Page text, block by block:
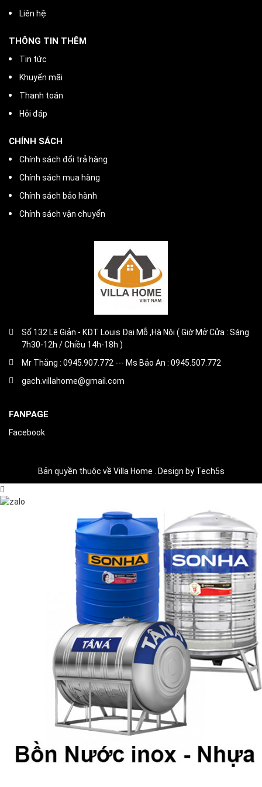
Liên hệ
THÔNG TIN THÊM
Tin tức
Khuyến mãi
Thanh toán
Hỏi đáp
CHÍNH SÁCH
Chính sách đổi trả hàng
Chính sách mua hàng
Chính sách bảo hành
Chính sách vận chuyển
Số 132 Lê Giản - KĐT Louis Đại Mỗ ,Hà Nội ( Giờ Mở Cửa : Sáng
7h30-12h / Chiều 14h-18h )
Mr Thắng : 0945.907.772 --- Ms Bảo An : 0945.507.772
gach.villahome@gmail.com
FANPAGE
Facebook
Bản quyền thuộc về Villa Home . Design by Tech5s